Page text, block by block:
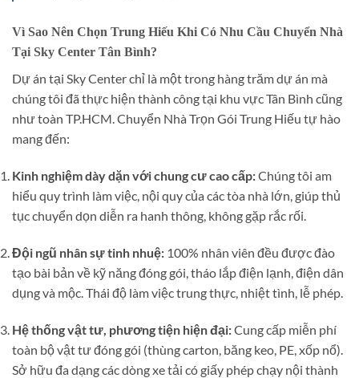
Vì Sao Nên Chọn Trung Hiếu Khi Có Nhu Cầu Chuyển Nhà
Tại Sky Center Tân Bình?
Dự án tại Sky Center chỉ là một trong hàng trăm dự án mà
chúng tôi đã thực hiện thành công tại khu vực Tân Bình cũng
như toàn TP.HCM. Chuyển Nhà Trọn Gói Trung Hiếu tự hào
mang đến:
Kinh nghiệm dày dặn với chung cư cao cấp:Chúng tôi am
hiểu quy trình làm việc, nội quy của các tòa nhà lớn, giúp thủ
tục chuyển dọn diễn ra hanh thông, không gặp rắc rối.
Đội ngũ nhân sự tinh nhuệ: 100% nhân viên đều được đào
tạo bài bản về kỹ năng đóng gói, tháo lắp điện lạnh, điện dân
dụng và mộc. Thái độ làm việc trung thực, nhiệt tình, lễ phép.
Hệ thống vật tư, phương tiện hiện đại:Cung cấp miễn phí
toàn bộ vật tư đóng gói (thùng carton, băng keo, PE, xốp nổ).
Sở hữu đa dạng các dòng xe tải có giấy phép chạy nội thành